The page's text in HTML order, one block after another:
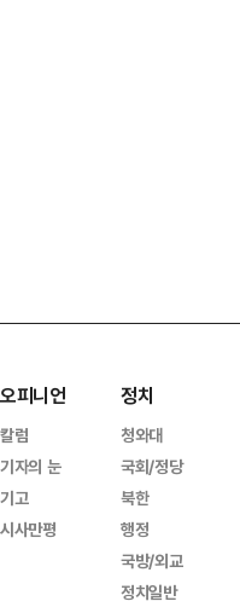
오피니언
칼럼
기자의 눈
기고
시사만평
정치
청와대
국회/정당
북한
행정
국방/외교
정치일반